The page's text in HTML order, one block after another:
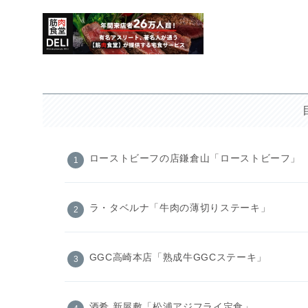
ローストビーフの店鎌倉山「ローストビーフ」
ラ・タベルナ「牛肉の薄切りステーキ」
GGC高崎本店「熟成牛GGCステーキ」